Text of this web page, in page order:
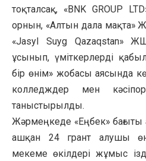
тоқталсақ, «BNK GROUP
орнын, «Алтын дала
«Jasyl Suyg Qazaqstan»
ұсынып, үміткерлерді
бір өнім» жобасы аясында
колледждер мен
таныстырылды.
Жәрмеңкеде «Еңбек» бағыты
ашқан 24 грант алушы
мекеме өкілдері жұмыс